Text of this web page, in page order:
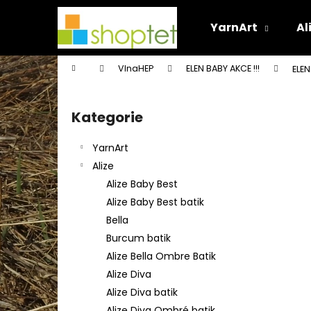
YarnArt
Domů VlnaHEP ELEN BABY AKCE !!!
P
o
s
t
r
a
n
n
í
p
a
n
Přeskočit
kategorie
Kategorie
YarnArt
Alize
Alize Baby Best
Alize Baby Best batik
Bella
Burcum batik
Alize Bella Ombre Batik
Alize Diva
Alize Diva batik
í
k
Zpět
do
obchodu
Zpět
do
obchodu